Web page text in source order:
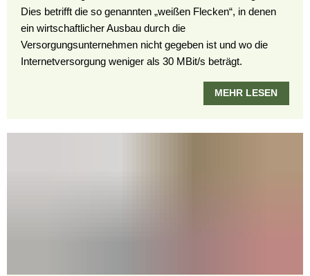
Dies betrifft die so genannten „weißen Flecken“, in denen
ein wirtschaftlicher Ausbau durch die
Versorgungsunternehmen nicht gegeben ist und wo die
Internetversorgung weniger als 30 MBit/s beträgt.
MEHR LESEN